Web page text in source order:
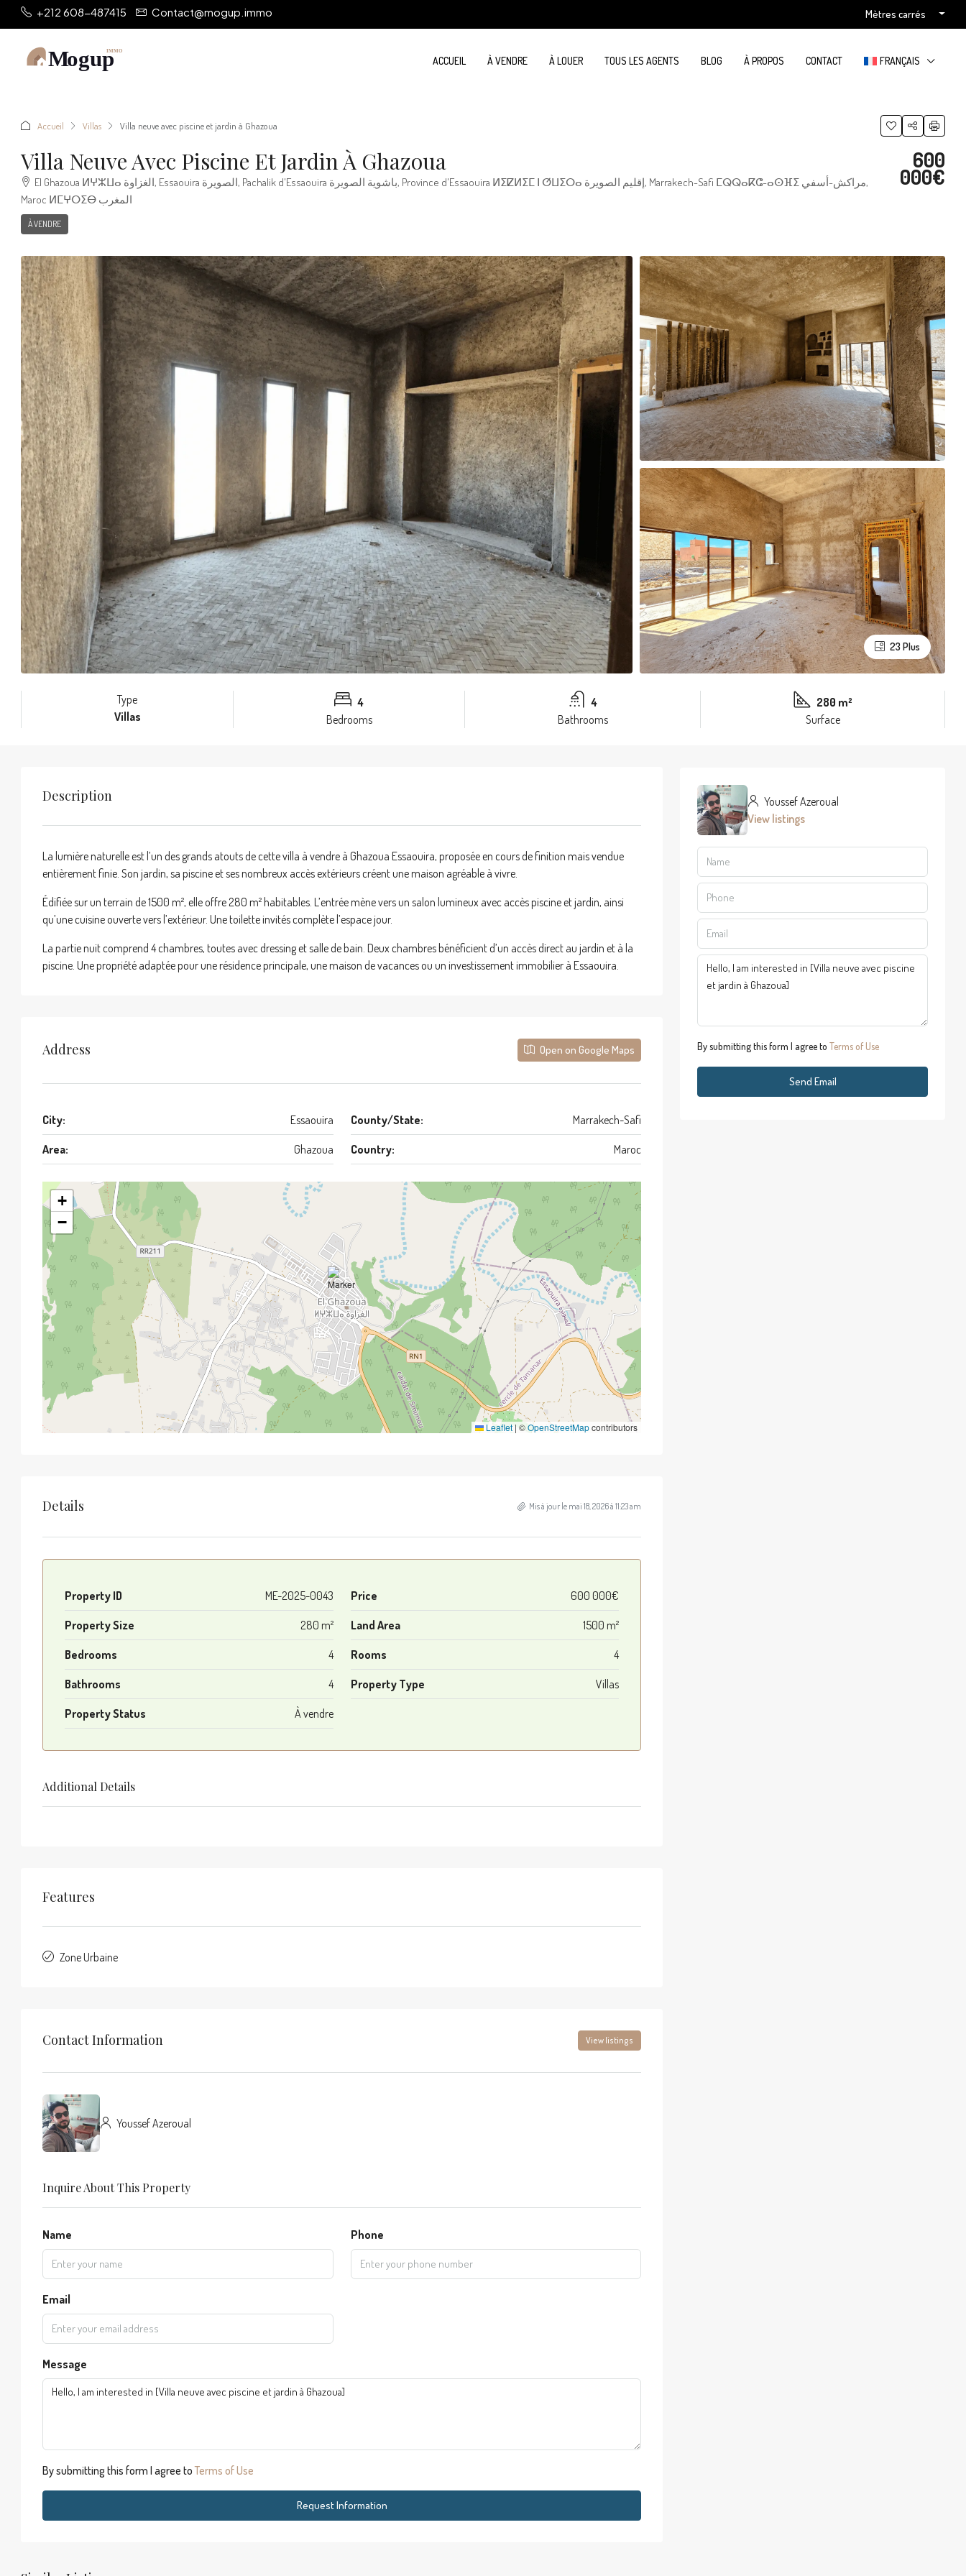
+212 608-487415 Contact@mogup.immo Mètres carrés
ACCUEIL À VENDRE À LOUER TOUS LES AGENTS BLOG À PROPOS CONTACT FRANÇAIS
Accueil Villas Villa neuve avec piscine et jardin à Ghazoua
Villa Neuve Avec Piscine Et Jardin À Ghazoua
El Ghazoua ⵍⵖⵣⵡⴰ الغزاوة, Essaouira الصويرة, Pachalik d'Essaouira باشوية الصويرة, Province d'Essaouira ⵍⵉⵇⵍⵉⵎ ⵏ ⵚⵡⵉⵔⴰ إقليم الصويرة, Marrakech-Safi ⵎⵕⵕⴰⴽⵛ-ⴰⵙⴼⵉ مراكش-أسفي,
Maroc ⵍⵎⵖⵔⵉⴱ المغرب
À VENDRE
600
000€
23 Plus
Type
Villas
4
Bedrooms
4
Bathrooms
280 m²
Surface
Description
La lumière naturelle est l’un des grands atouts de cette villa à vendre à Ghazoua Essaouira, proposée en cours de finition mais vendue
entièrement finie. Son jardin, sa piscine et ses nombreux accès extérieurs créent une maison agréable à vivre.
Édifiée sur un terrain de 1500 m², elle offre 280 m² habitables. L’entrée mène vers un salon lumineux avec accès piscine et jardin, ainsi
qu’une cuisine ouverte vers l’extérieur. Une toilette invités complète l’espace jour.
La partie nuit comprend 4 chambres, toutes avec dressing et salle de bain. Deux chambres bénéficient d’un accès direct au jardin et à la
piscine. Une propriété adaptée pour une résidence principale, une maison de vacances ou un investissement immobilier à Essaouira.
Address Open on Google Maps
City: Essaouira County/State: Marrakech-Safi
Area: Ghazoua Country: Maroc
+
−
Leaflet| ©OpenStreetMapcontributors
Details Mis à jour le mai 18, 2026 à 11:23 am
Property ID ME-2025-0043 Price 600 000€
Property Size 280 m² Land Area 1500 m²
Bedrooms 4 Rooms 4
Bathrooms 4 Property Type Villas
Property Status À vendre
Additional Details
Features
Zone Urbaine
Contact Information View listings
Youssef Azeroual
Inquire About This Property
Name Phone
Email
Message
By submitting this form I agree toTerms of Use
Request Information
Youssef Azeroual
View listings
By submitting this form I agree to Terms of Use
Send Email